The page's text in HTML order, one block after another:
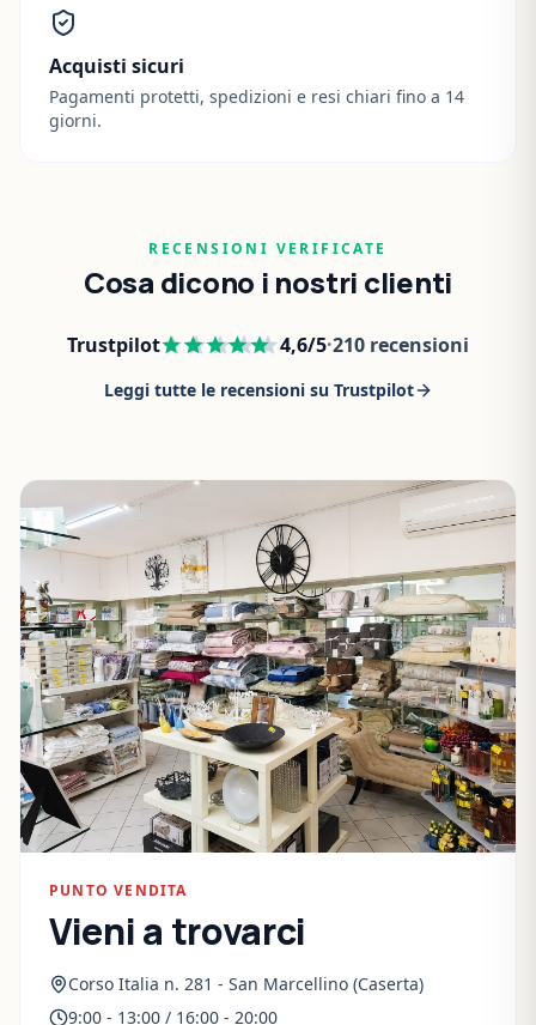
Acquisti sicuri
Pagamenti protetti, spedizioni e resi chiari fino a 14
giorni.
RECENSIONI VERIFICATE
Cosa dicono i nostri clienti
Trustpilot 4,6/5·210 recensioni
Leggi tutte le recensioni su Trustpilot
PUNTO VENDITA
Vieni a trovarci
Corso Italia n. 281 - San Marcellino (Caserta)
9:00 - 13:00 / 16:00 - 20:00